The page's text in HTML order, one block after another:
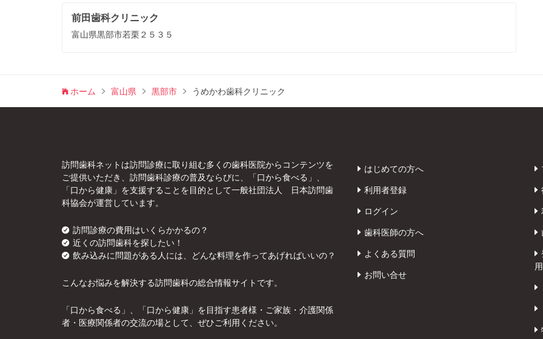
前田歯科クリニック
富山県黒部市若栗２５３５
ホーム 富山県 黒部市 うめかわ歯科クリニック
訪問歯科ネットは訪問診療に取り組む多くの歯科医院からコンテンツを
ご提供いただき、訪問歯科診療の普及ならびに、「口から食べる」、
「口から健康」を支援することを目的として一般社団法人 日本訪問歯
科協会が運営しています。
訪問診療の費用はいくらかかるの？
近くの訪問歯科を探したい！
飲み込みに問題がある人には、どんな料理を作ってあげればいいの？
こんなお悩みを解決する訪問歯科の総合情報サイトです。
「口から食べる」、「口から健康」を目指す患者様・ご家族・介護関係
者・医療関係者の交流の場として、ぜひご利用ください。
はじめての方へ
利用者登録
ログイン
歯科医師の方へ
よくある質問
お問い合せ